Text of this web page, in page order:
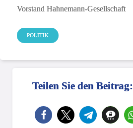
Vorstand Hahnemann-Gesellschaft
POLITIK
Teilen Sie den Beitrag: